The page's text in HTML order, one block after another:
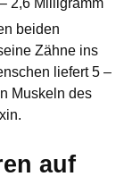
2,6 Milligramm
beiden
Zähne ins
liefert 5 –
Muskeln des
auf